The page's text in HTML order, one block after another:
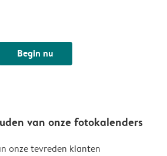
Begin nu
van onze fotokalenders
onze tevreden klanten